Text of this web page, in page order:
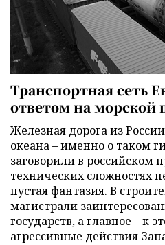
Транспортная сеть
ответом на морской
Железная дорога из
океана – именно о таком
заговорили в российском
технических сложностях
пустая фантазия. В
магистрали
государств, а главное – к
агрессивные действия